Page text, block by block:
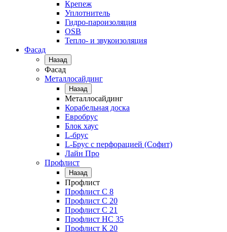
Крепеж
Уплотнитель
Гидро-пароизоляция
OSB
Тепло- и звукоизоляция
Фасад
Назад
Фасад
Металлосайдинг
Назад
Металлосайдинг
Корабельная доска
Евробрус
Блок хаус
L-брус
L-Брус с перфорацией (Софит)
Лайн Про
Профлист
Назад
Профлист
Профлист С 8
Профлист С 20
Профлист C 21
Профлист НС 35
Профлист К 20